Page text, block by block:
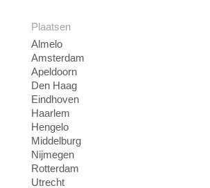
Plaatsen
Almelo
Amsterdam
Apeldoorn
Den Haag
Eindhoven
Haarlem
Hengelo
Middelburg
Nijmegen
Rotterdam
Utrecht